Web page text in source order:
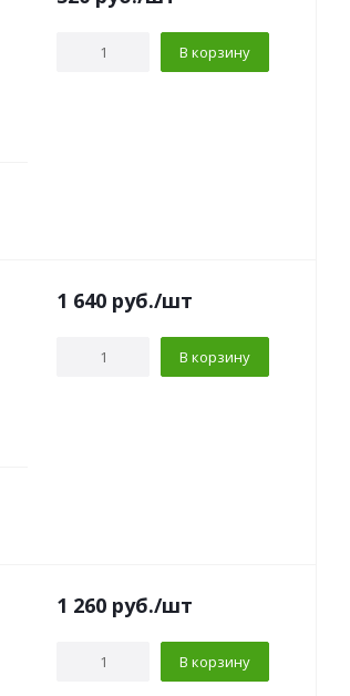
В корзину
1 640 руб./шт
В корзину
1 260 руб./шт
В корзину